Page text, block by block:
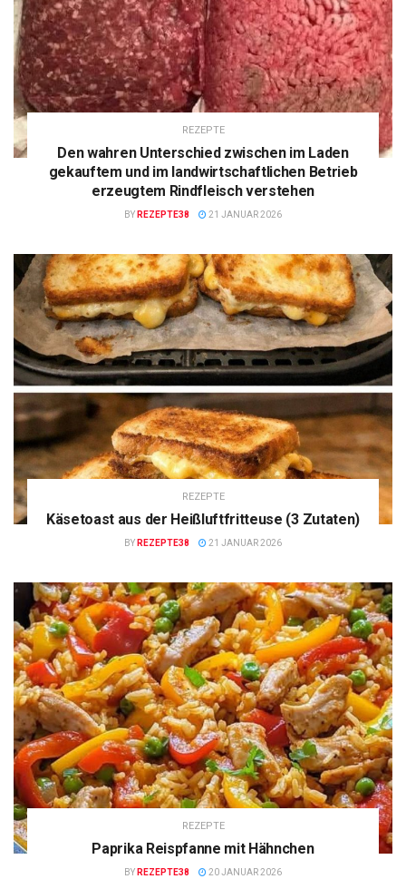
REZEPTE
Den wahren Unterschied zwischen im Laden
gekauftem und im landwirtschaftlichen Betrieb
erzeugtem Rindfleisch verstehen
BY REZEPTE38 21 JANUAR 2026
REZEPTE
Käsetoast aus der Heißluftfritteuse (3 Zutaten)
BY REZEPTE38 21 JANUAR 2026
REZEPTE
Paprika Reispfanne mit Hähnchen
BY REZEPTE38 20 JANUAR 2026